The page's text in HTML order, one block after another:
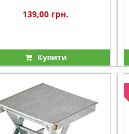
139,00 грн.
Купити